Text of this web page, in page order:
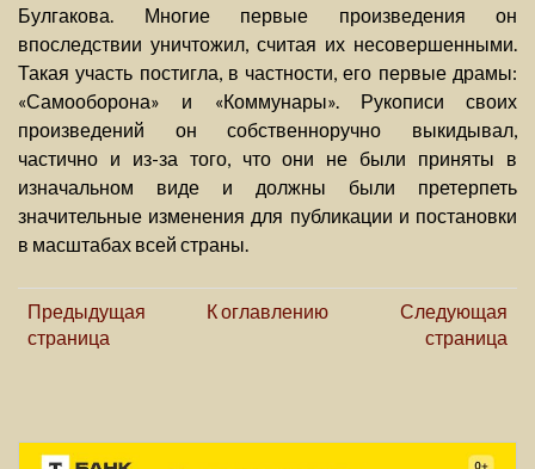
Булгакова. Многие первые произведения он
впоследствии уничтожил, считая их несовершенными.
Такая участь постигла, в частности, его первые драмы:
«Самооборона» и «Коммунары». Рукописи своих
произведений он собственноручно выкидывал,
частично и из-за того, что они не были приняты в
изначальном виде и должны были претерпеть
значительные изменения для публикации и постановки
в масштабах всей страны.
Предыдущая
страница
К оглавлению
Следующая
страница